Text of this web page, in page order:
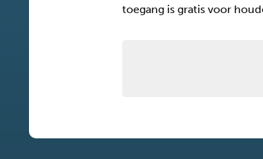
toegang is gratis voor